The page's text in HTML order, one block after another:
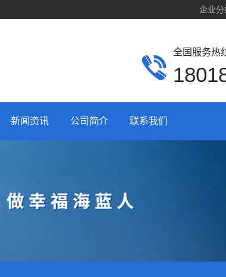
企业分
全国服务热
新闻资讯 公司简介 联系我们